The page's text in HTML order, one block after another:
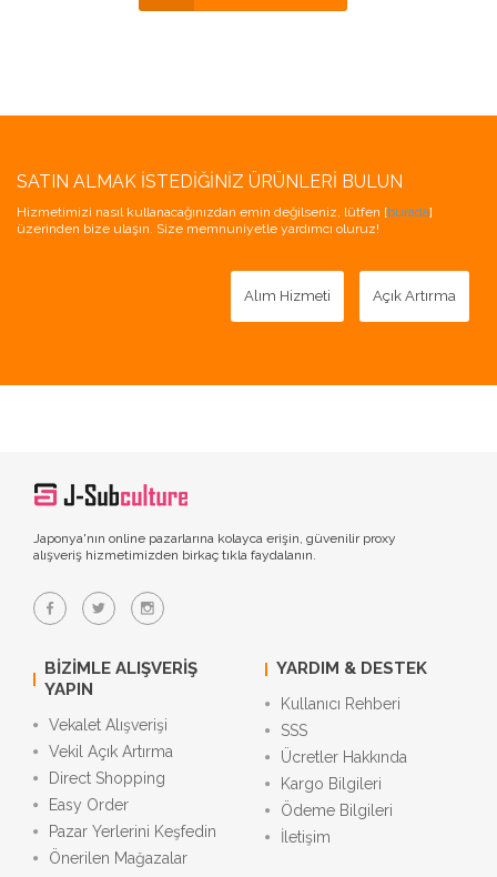
SATIN ALMAK İSTEDIĞINIZ ÜRÜNLERI BULUN
Hizmetimizi nasıl kullanacağınızdan emin değilseniz, lütfen [burada]
üzerinden bize ulaşın. Size memnuniyetle yardımcı oluruz!
Alım Hizmeti Açık Artırma
Japonya'nın online pazarlarına kolayca erişin, güvenilir proxy
alışveriş hizmetimizden birkaç tıkla faydalanın.
BIZIMLE ALIŞVERIŞ
YAPIN
Vekalet Alışverişi
Vekil Açık Artırma
Direct Shopping
Easy Order
Pazar Yerlerini Keşfedin
Önerilen Mağazalar
YARDIM & DESTEK
Kullanıcı Rehberi
SSS
Ücretler Hakkında
Kargo Bilgileri
Ödeme Bilgileri
İletişim